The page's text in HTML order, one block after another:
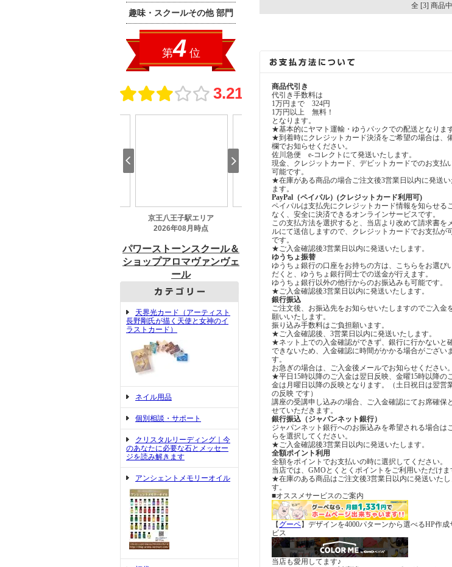
天界光カード（アーティスト
長野剛氏が描く天使と女神のイ
ラストカード）
ネイル用品
個別相談・サポート
クリスタルリーディング｜今
のあなたに必要な石とメッセー
ジを読み解きます
アンシェントメモリーオイル
全 [3] 商品
商品代引き
代引き手数料は
1万円まで 324円
1万円以上 無料！
となります。
★基本的にヤマト運輸・ゆうパックでの配送となります
★到着時にクレジットカード決済をご希望の場合は、
欄でお知らせください。
佐川急便 e-コレクトにて発送いたします。
現金、クレジットカード、デビットカードでのお支払
可能です。
★在庫がある商品の場合ご注文後3営業日以内に発送い
ます。
PayPal（ペイパル）(クレジットカード利用可)
ペイパルは支払先にクレジットカード情報を知らせる
なく、安全に決済できるオンラインサービスです。
この支払方法を選択すると、当店より改めて請求書を
ルにて送信しますので、クレジットカードでお支払が
です。
★ご入金確認後3営業日以内に発送いたします。
ゆうちょ振替
ゆうちょ銀行の口座をお持ちの方は、こちらをお選び
だくと、ゆうちょ銀行同士での送金が行えます。
ゆうちょ銀行以外の他行からのお振込みも可能です。
★ご入金確認後3営業日以内に発送いたします。
銀行振込
ご注文後、お振込先をお知らせいたしますのでご入金
願いいたします。
振り込み手数料はご負担願います。
★ご入金確認後、3営業日以内に発送いたします。
★ネット上での入金確認ができず、銀行に行かないと
できないため、入金確認に時間がかかる場合がございま
す。
お急ぎの場合は、ご入金後メールでお知らせください。
★平日15時以降のご入金は翌日反映、金曜15時以降の
金は月曜日以降の反映となります。（土日祝日は翌営
の反映 です）
講座の受講申し込みの場合、ご入金確認にてお席確保
せていただきます。
銀行振込（ジャパンネット銀行）
ジャパンネット銀行へのお振込みを希望される場合は
らを選択してください。
★ご入金確認後3営業日以内に発送いたします。
全額ポイント利用
全額をポイントでお支払いの時に選択してください。
当店では、GMOとくとくポイントをご利用いただけま
★在庫のある商品はご注文後3営業日以内に発送いたし
す。
■オススメサービスのご案内
【グーペ】デザインを4000パターンから選べるHP作成
ビス
当店も愛用してます♪